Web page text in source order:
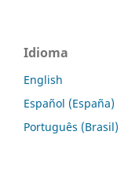
Idioma
English
Español (España)
Português (Brasil)